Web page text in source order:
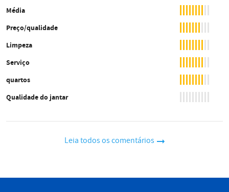
Média
Preço/qualidade
Limpeza
Serviço
quartos
Qualidade do jantar
Leia todos os comentários